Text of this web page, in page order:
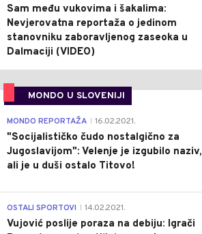
Sam među vukovima i šakalima:
Nevjerovatna reportaža o jedinom
stanovniku zaboravljenog zaseoka u
Dalmaciji (VIDEO)
MONDO U SLOVENIJI
MONDO REPORTAŽA 16.02.2021.
"Socijalističko čudo nostalgično za
Jugoslavijom": Velenje je izgubilo naziv,
ali je u duši ostalo Titovo!
OSTALI SPORTOVI 14.02.2021.
Vujović poslije poraza na debiju: Igrači